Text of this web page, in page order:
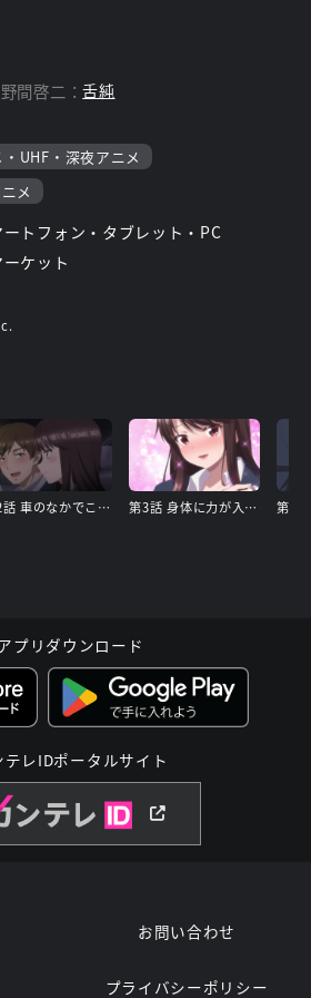
野間啓二：舌純
UHF・深夜アニメ
メ
ートフォン・タブレット・PC
ケット
第2話 車のなかでこんな・・・！ 第3話 身体に力が入らない・・・ッ！
プリダウンロード
レIDポータルサイト
お問い合わせ
プライバシーポリシー